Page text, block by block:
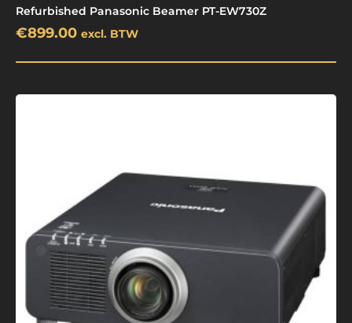
Refurbished Panasonic Beamer PT-EW730Z
€899.00 excl. BTW